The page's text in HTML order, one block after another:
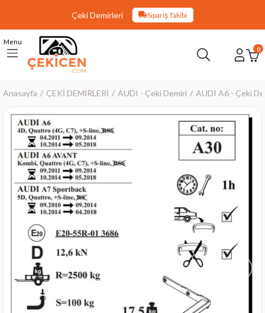
Çeki Demirleri Sipariş Takibi
Menu
0
Anasayfa ÇEKİ DEMİRLERİ AUDI - Çeki Demiri AUDI A6 - Çeki